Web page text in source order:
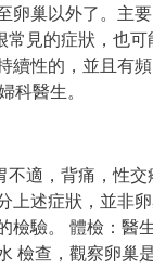
卵巢以外了。主
見的症狀，也
續性的，並且有
科醫生。
適，背痛，性
上述症狀，並非
檢驗。 體檢：醫
檢查，觀察卵